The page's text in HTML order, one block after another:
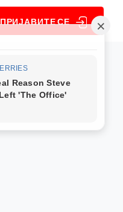
ПРИЈАВИТЕ СЕ